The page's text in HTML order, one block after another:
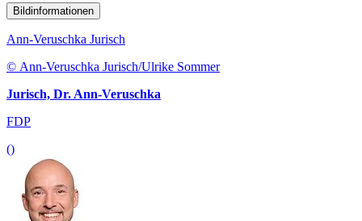
Bildinformationen
Ann-Veruschka Jurisch
© Ann-Veruschka Jurisch/Ulrike Sommer
Jurisch, Dr. Ann-Veruschka
FDP
()